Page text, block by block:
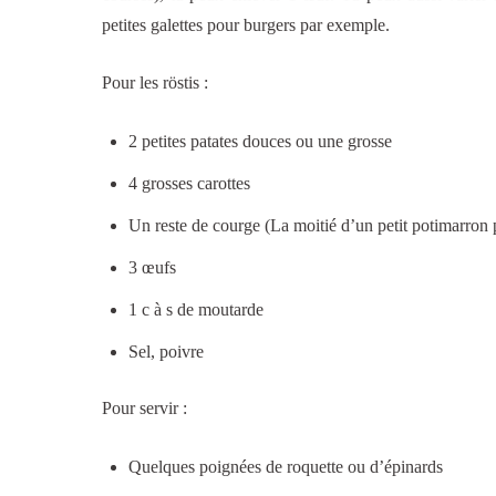
petites galettes pour burgers par exemple.
Pour les röstis :
2 petites patates douces ou une grosse
4 grosses carottes
Un reste de courge (La moitié d’un petit potimarron
3 œufs
1 c à s de moutarde
Sel, poivre
Pour servir :
Quelques poignées de roquette ou d’épinards